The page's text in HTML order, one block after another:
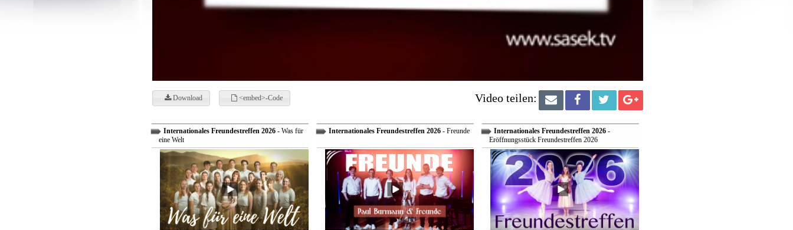
Download <embed>-Code Video teilen:
Internationales Freundestreffen 2026- Was für
eine Welt
Internationales Freundestreffen 2026- Freunde Internationales Freundestreffen 2026-
Eröffnungsstück Freundestreffen 2026